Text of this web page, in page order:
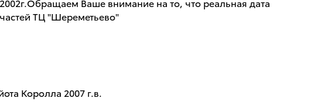
Ваше внимание на то, что реальная дата
ТЦ "Шереметьево"
Королла 2007 г.в.